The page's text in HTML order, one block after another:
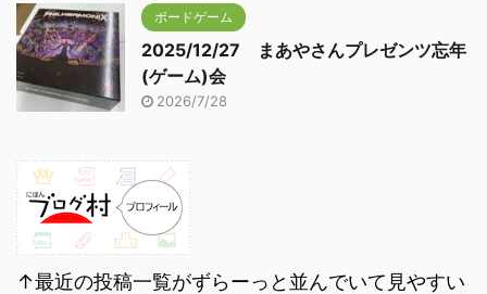
ボードゲーム
2025/12/27 まあやさんプレゼンツ忘年
(ゲーム)会
2026/7/28
↑最近の投稿一覧がずらーっと並んでいて見やすい